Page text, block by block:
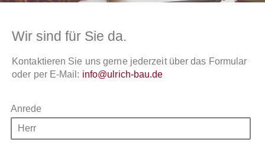
Wir sind für Sie da.
Kontaktieren Sie uns gerne jederzeit über das Formular
oder per E-Mail: info@ulrich-bau.de
Anrede